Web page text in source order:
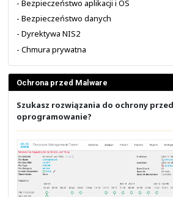
- Sieć kampusowa i budynku (SDA)
- Brzeg i styk sieci (SD-WAN)
- Centrum danych (SDDC)
- Bezpieczny LAN, WLAN i BYOD
- VPN, MDM/EEM i MFA
- Firewall, IPS, AMP, WAF i SASE
- SIEM, SOAR i XDR
- Bezpieczeństwo końcówek
- Bezpieczeństwo E-Mail i DNS